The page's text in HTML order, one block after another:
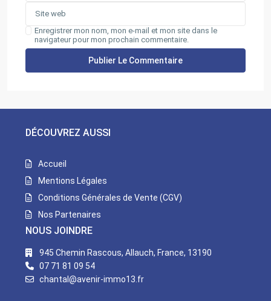
Enregistrer mon nom, mon e-mail et mon site dans le
navigateur pour mon prochain commentaire.
DÉCOUVREZ AUSSI
Accueil
Mentions Légales
Conditions Générales de Vente (CGV)
Nos Partenaires
NOUS JOINDRE
945 Chemin Rascous, Allauch, France, 13190
07 71 81 09 54
chantal@avenir-immo13.fr